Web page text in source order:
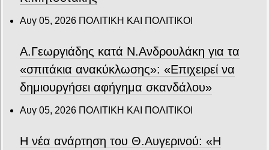
Αυγ 05, 2026 ΠΟΛΙΤΙΚΗ ΚΑΙ ΠΟΛΙΤΙΚΟΙ
Α.Γεωργιάδης κατά Ν.Ανδρουλάκη για τα
«σπιτάκια ανακύκλωσης»: «Επιχειρεί να
δημιουργήσει αφήγημα σκανδάλου»
Αυγ 05, 2026 ΠΟΛΙΤΙΚΗ ΚΑΙ ΠΟΛΙΤΙΚΟΙ
Η νέα ανάρτηση του Θ.Αυγερινού: «Η